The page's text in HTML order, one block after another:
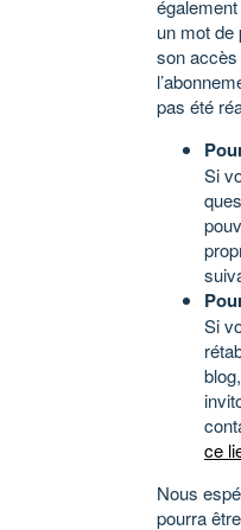
un mot de
son
pas été
Si
Si
ce
Nous
pourra